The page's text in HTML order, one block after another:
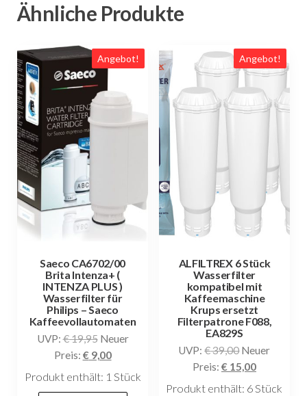
Ähnliche Produkte
Angebot!
Saeco CA6702/00
Brita Intenza+ (
INTENZA PLUS )
Wasserfilter für
Philips – Saeco
Kaffeevollautomaten
UVP:€19,95 Ursprünglicher
Preis
war:
Neuer
Preis: €9,00Aktueller
Preis
Produkt enthält: 1 Stück
Angebot!
ALFILTREX 6 Stück
Wasserfilter
kompatibel mit
Kaffeemaschine
Krups ersetzt
Filterpatrone F088,
EA829S
UVP: €39,00
Preis
war:
Neuer
Preis: €15,00Aktueller
Preis
Produkt enthält: 6Stück